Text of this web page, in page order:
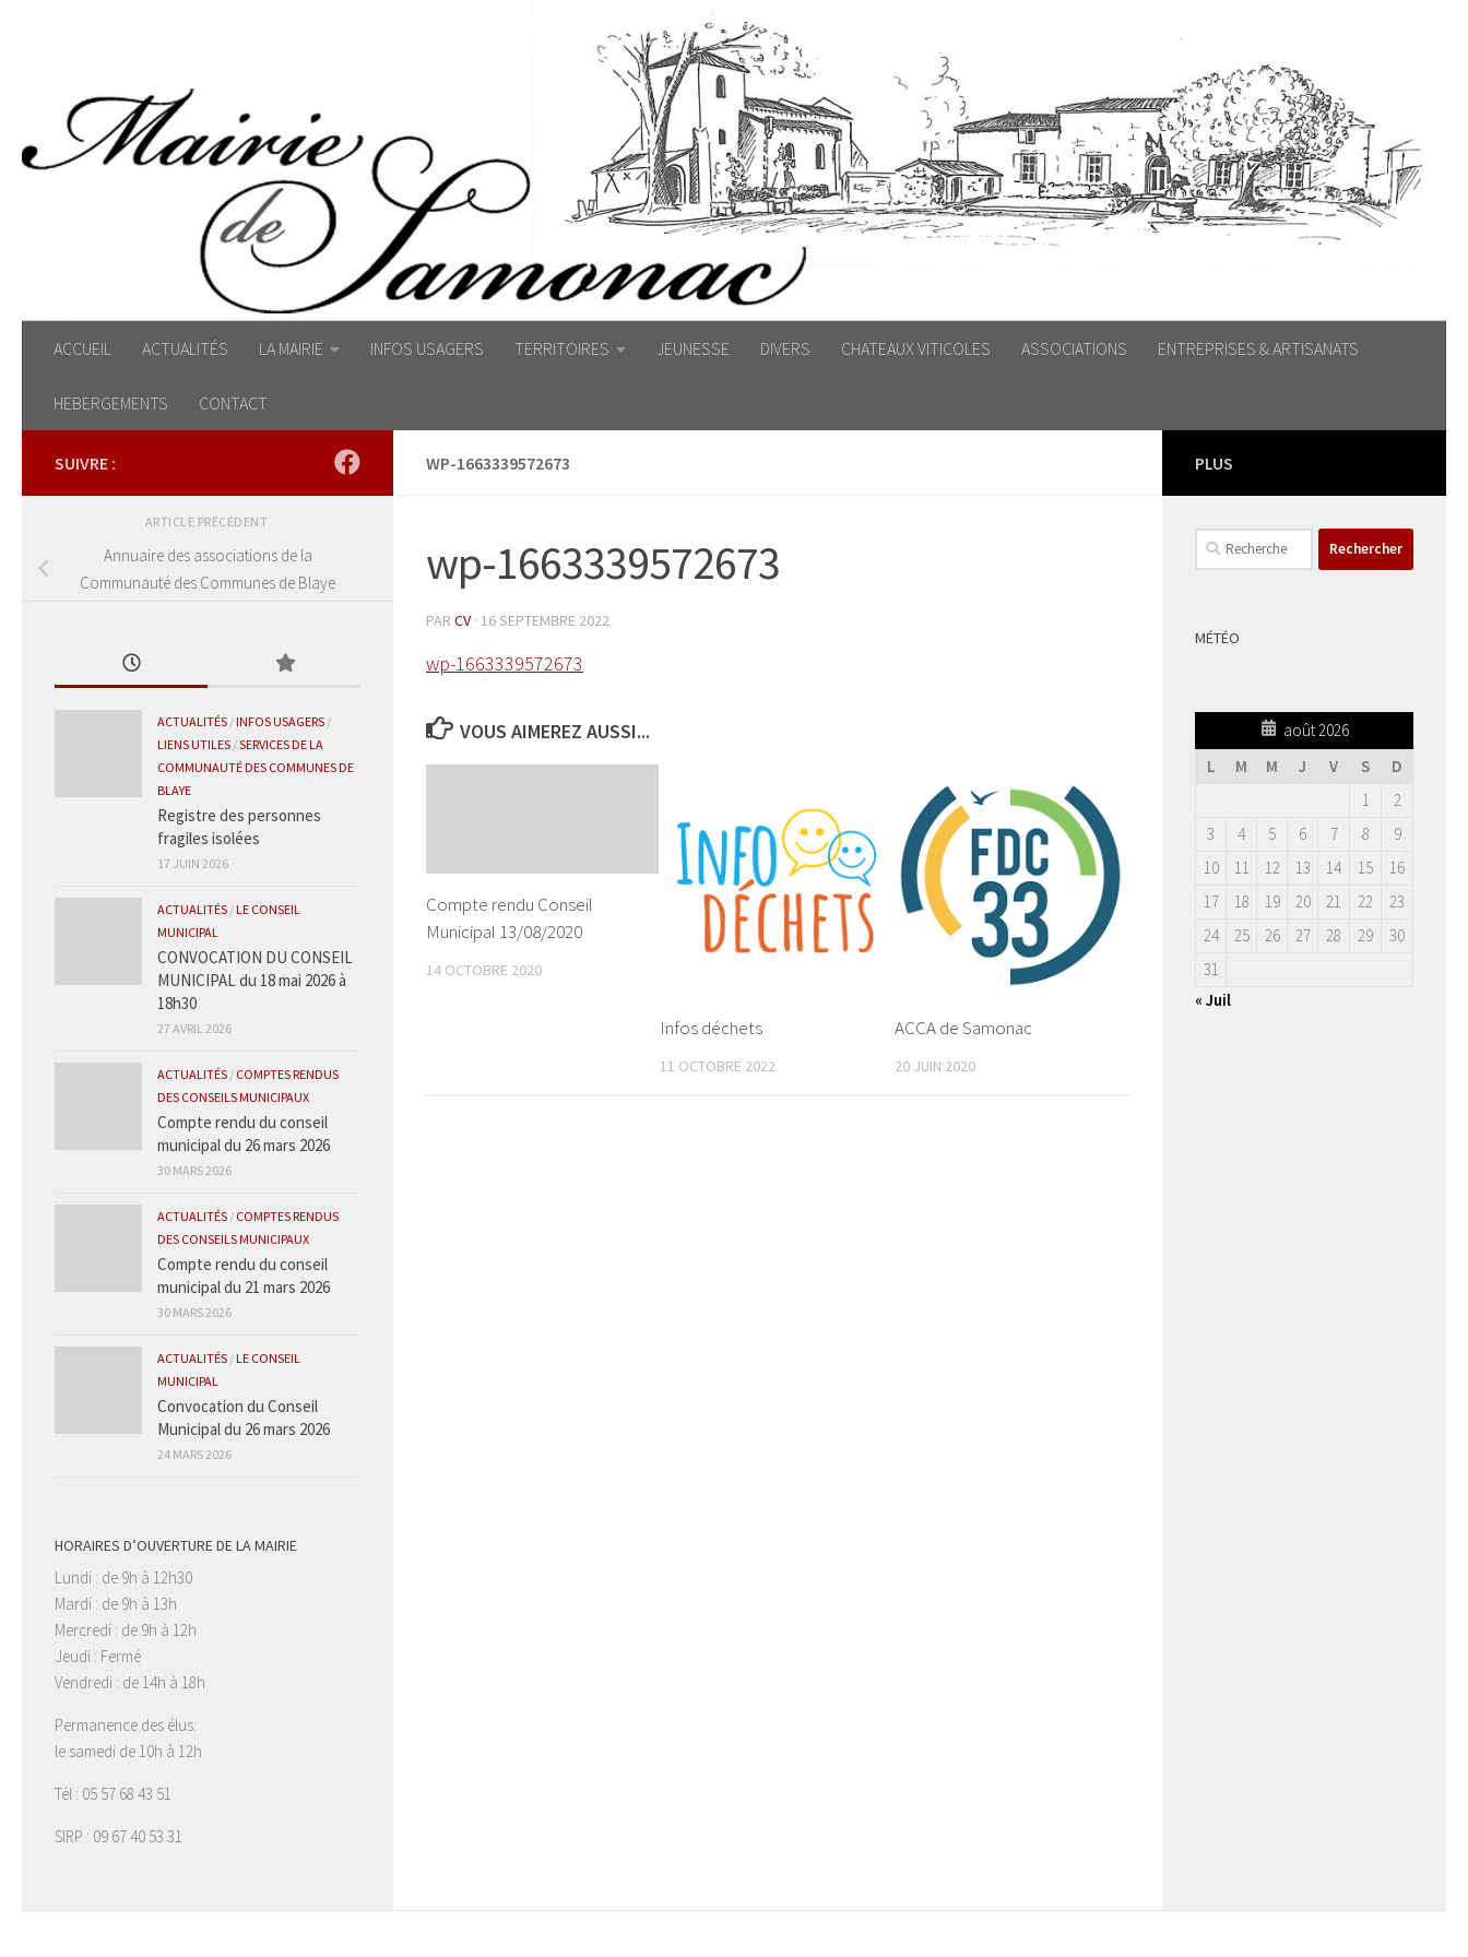
ACCUEIL ACTUALITÉS LA MAIRIE INFOS USAGERS TERRITOIRES JEUNESSE DIVERS CHATEAUX VITICOLES ASSOCIATIONS ENTREPRISES & ARTISANATS
HEBERGEMENTS CONTACT
WP-1663339572673
wp-1663339572673
PAR CV · 16 SEPTEMBRE 2022
wp-1663339572673
VOUS AIMEREZ AUSSI...
Compte rendu Conseil
Municipal 13/08/2020
14 OCTOBRE 2020
Infos déchets
11 OCTOBRE 2022
ACCA de Samonac
20 JUIN 2020
SUIVRE :
ARTICLE PRÉCÉDENT
Annuaire des associations de la
Communauté des Communes de Blaye
ACTUALITÉS /INFOS USAGERS /
LIENS UTILES /SERVICES DE LA
COMMUNAUTÉ DES COMMUNES DE
BLAYE
Registre des personnes
fragiles isolées
17 JUIN 2026
ACTUALITÉS /LE CONSEIL
MUNICIPAL
CONVOCATION DU CONSEIL
MUNICIPAL du 18 mai 2026 à
18h30
27 AVRIL 2026
ACTUALITÉS / COMPTES RENDUS
DES CONSEILS MUNICIPAUX
Compte rendu du conseil
municipal du 26 mars 2026
30 MARS 2026
ACTUALITÉS / COMPTES RENDUS
DES CONSEILS MUNICIPAUX
Compte rendu du conseil
municipal du 21 mars 2026
30 MARS 2026
ACTUALITÉS /LE CONSEIL
MUNICIPAL
Convocation du Conseil
Municipal du 26 mars 2026
24 MARS 2026
HORAIRES D’OUVERTURE DE LA MAIRIE
Lundi : de 9h à 12h30
Mardi : de 9h à 13h
Mercredi : de 9h à 12h
Jeudi : Fermé
Vendredi : de 14h à 18h
Permanence des élus:
le samedi de 10h à 12h
Tél : 05 57 68 43 51
SIRP : 09 67 40 53 31
PLUS
Rechercher :
MÉTÉO
août 2026
L
M M J V S
D
1
2
3
4 5 6 7 8
9
10
11 12 13 14 15
16
17
18 19 20 21 22
23
24
25 26 27 28 29
30
31
« Juil